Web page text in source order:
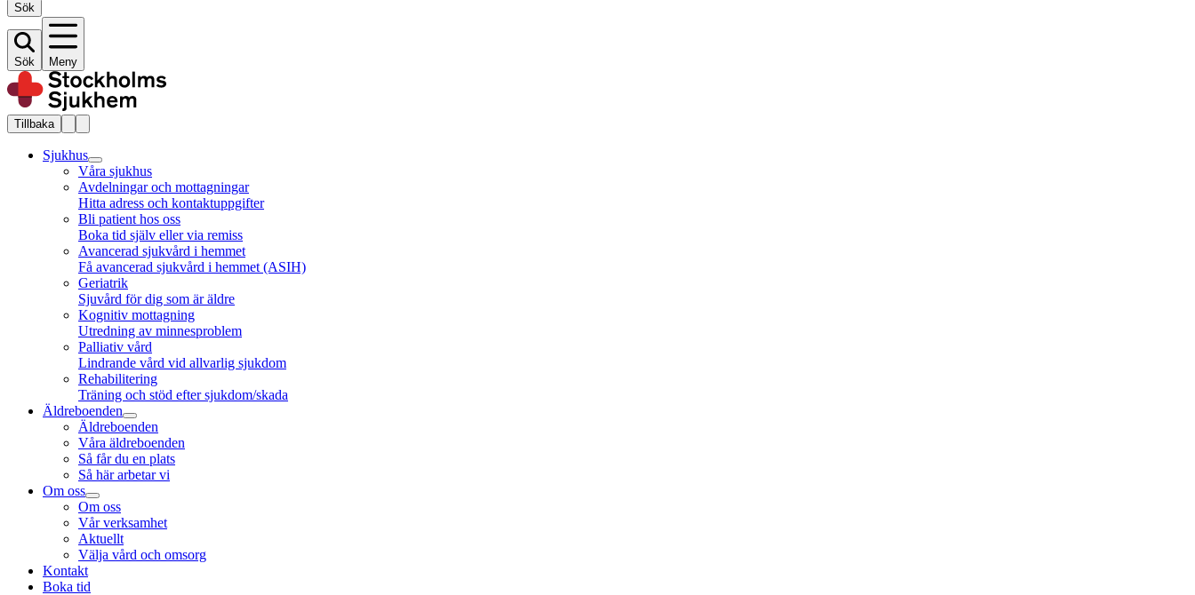
Sök
Sök Meny
Tillbaka
Sjukhus
Våra sjukhus
Avdelningar och mottagningar
Hitta adress och kontaktuppgifter
Bli patient hos oss
Boka tid själv eller via remiss
Avancerad sjukvård i hemmet
Få avancerad sjukvård i hemmet (ASIH)
Geriatrik
Sjuvård för dig som är äldre
Kognitiv mottagning
Utredning av minnesproblem
Palliativ vård
Lindrande vård vid allvarlig sjukdom
Rehabilitering
Träning och stöd efter sjukdom/skada
Äldreboenden
Äldreboenden
Våra äldreboenden
Så får du en plats
Så här arbetar vi
Om oss
Om oss
Vår verksamhet
Aktuellt
Välja vård och omsorg
Kontakt
Boka tid